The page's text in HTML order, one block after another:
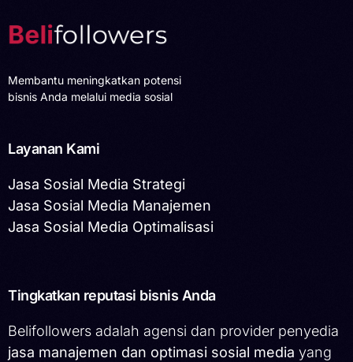
Membantu meningkatkan potensi
bisnis Anda melalui media sosial
Layanan Kami
Jasa Sosial Media Strategi
Jasa Sosial Media Manajemen
Jasa Sosial Media Optimalisasi
Tingkatkan reputasi bisnis Anda
Belifollowers adalah agensi dan provider penyedia
jasa manajemen dan optimasi sosial media yang